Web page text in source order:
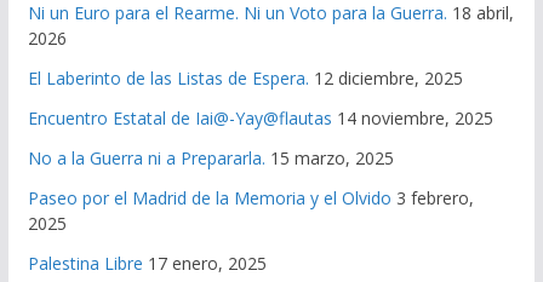
Ni un Euro para el Rearme. Ni un Voto para la Guerra. 18 abril,
2026
El Laberinto de las Listas de Espera. 12 diciembre, 2025
Encuentro Estatal de Iai@-Yay@flautas 14 noviembre, 2025
No a la Guerra ni a Prepararla. 15 marzo, 2025
Paseo por el Madrid de la Memoria y el Olvido 3 febrero,
2025
Palestina Libre 17 enero, 2025